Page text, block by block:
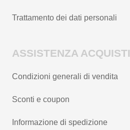
Trattamento dei dati personali
ASSISTENZA ACQUISTI
Condizioni generali di vendita
Sconti e coupon
Informazione di spedizione